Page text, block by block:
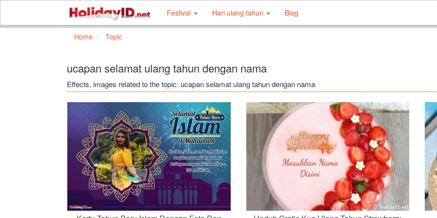
Festival Hari ulang tahun Blog
Home Topic
ucapan selamat ulang tahun dengan nama
Effects, images related to the topic: ucapan selamat ulang tahun dengan nama